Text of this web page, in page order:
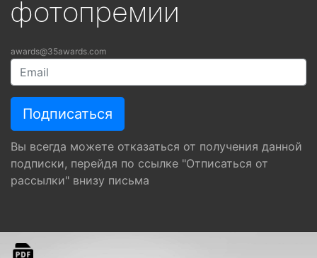
фотопремии
awards@35awards.com
Вы всегда можете отказаться от получения данной
подписки, перейдя по ссылке "Отписаться от
рассылки" внизу письма